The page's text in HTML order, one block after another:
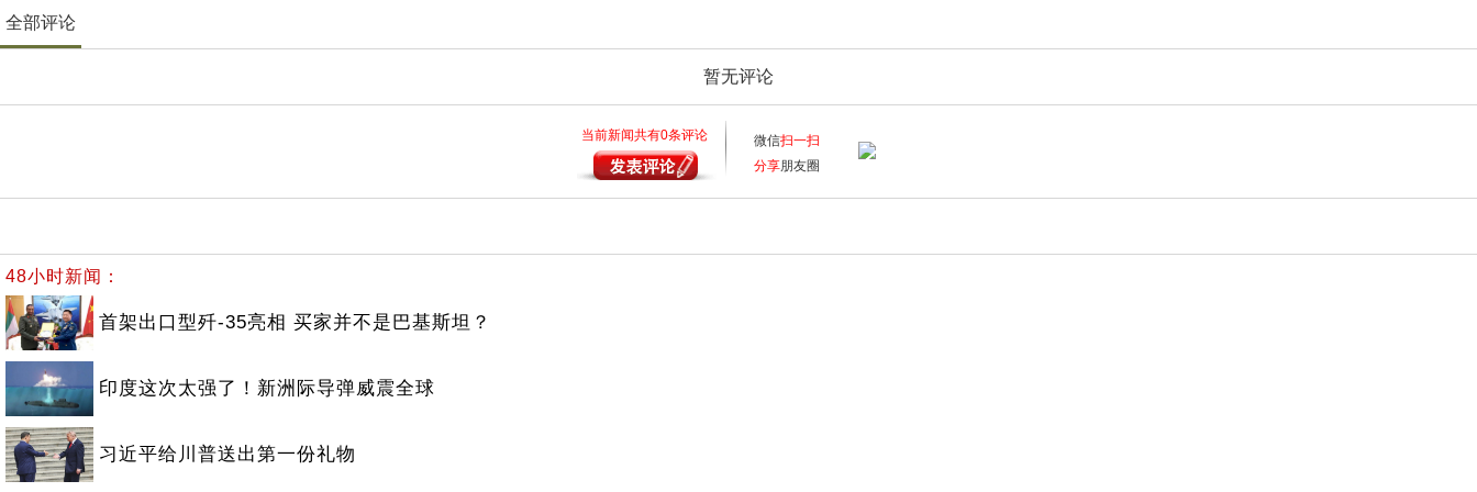
全部评论
暂无评论
当前新闻共有0条评论 微信扫一扫
分享朋友圈
48小时新闻：
首架出口型歼-35亮相 买家并不是巴基斯坦？
印度这次太强了！新洲际导弹威震全球
习近平给川普送出第一份礼物